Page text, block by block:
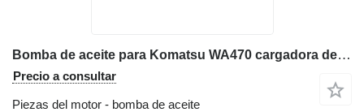
Bomba de aceite para Komatsu WA470 cargadora de ruedas
Precio a consultar
Piezas del motor - bomba de aceite